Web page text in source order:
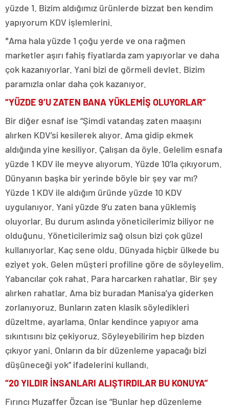
yüzde 1. Bizim aldığımız ürünlerde bizzat ben kendim
yapıyorum KDV işlemlerini.
*Ama hala yüzde 1 çoğu yerde ve ona rağmen
marketler aşırı fahiş fiyatlarda zam yapıyorlar ve daha
çok kazanıyorlar. Yani bizi de görmeli devlet. Bizim
paramızla onlar daha çok kazanıyor.
“YÜZDE 9’U ZATEN BANA YÜKLEMİŞ OLUYORLAR”
Bir diğer esnaf ise “Şimdi vatandaş zaten maaşını
alırken KDV’si kesilerek alıyor. Ama gidip ekmek
aldığında yine kesiliyor. Çalışan da öyle. Gelelim esnafa
yüzde 1 KDV ile meyve alıyorum. Yüzde 10’la çıkıyorum.
Dünyanın başka bir yerinde böyle bir şey var mı?
Yüzde 1 KDV ile aldığım üründe yüzde 10 KDV
uygulanıyor. Yani yüzde 9’u zaten bana yüklemiş
oluyorlar. Bu durum aslında yöneticilerimiz biliyor ne
olduğunu. Yöneticilerimiz sağ olsun bizi çok güzel
kullanıyorlar. Kaç sene oldu. Dünyada hiçbir ülkede bu
eziyet yok. Gelen müşteri profiline göre de söyleyelim.
Yabancılar çok rahat. Para harcarken rahatlar. Bir şey
alırken rahatlar. Ama biz buradan Manisa’ya giderken
zorlanıyoruz. Bunların zaten klasik söyledikleri
düzeltme, ayarlama. Onlar kendince yapıyor ama
sıkıntısını biz çekiyoruz. Söyleyebilirim hep bizden
çıkıyor yani. Onların da bir düzenleme yapacağı bizi
düşüneceği yok” ifadelerini kullandı.
“20 YILDIR İNSANLARI ALIŞTIRDILAR BU KONUYA”
Fırıncı Muzaffer Özcan ise “Bunlar hep düzenleme